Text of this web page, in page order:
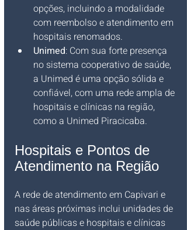
opções, incluindo a modalidade
com reembolso e atendimento em
hospitais renomados.
Unimed: Com sua forte presença
no sistema cooperativo de saúde,
a Unimed é uma opção sólida e
confiável, com uma rede ampla de
hospitais e clínicas na região,
como a Unimed Piracicaba.
Hospitais e Pontos de
Atendimento na Região
A rede de atendimento em Capivari e
nas áreas próximas inclui unidades de
saúde públicas e hospitais e clínicas